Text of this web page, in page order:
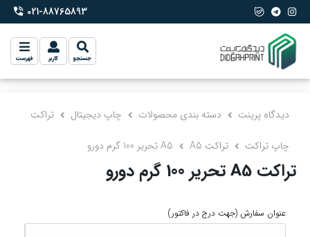
phone-2 021-88765893
جستجو کاربر فهرست
دیدگاه پرینت دسته بندی محصولات چاپ دیجیتال
چاپ تراکت تراکت A5
تراکت
A5 تحریر 100 گرم دورو
تراکت A5 تحریر 100 گرم دورو
عنوان سفارش (جهت درج در فاکتور)